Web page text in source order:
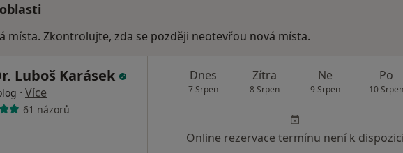
místa. Zkontrolujte, zda se později neotevřou nová místa.
Luboš Karásek
· Více
61 názorů
Dnes
7 Srpen
Zítra
8 Srpen
Ne
9 Srpen
Po
10 Srpen
Online rezervace termínu není k dispozici